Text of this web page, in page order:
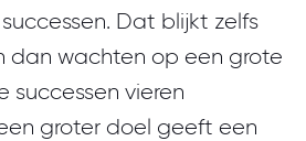
Dat blijkt zelfs
dan wachten op een grote
successen vieren
groter doel geeft een